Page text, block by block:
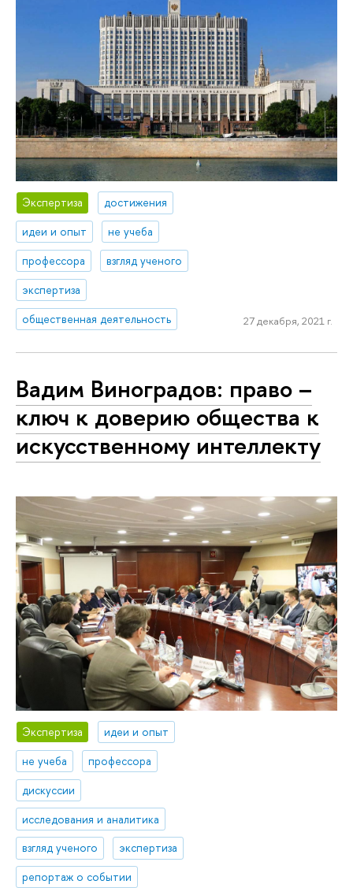
Экспертиза
достижения
идеи и опыт
не учеба
профессора
взгляд ученого
экспертиза
общественная деятельность
27 декабря, 2021 г.
Вадим Виноградов: право –
ключ к доверию общества к
искусственному интеллекту
Экспертиза
идеи и опыт
не учеба
профессора
дискуссии
исследования и аналитика
взгляд ученого
экспертиза
репортаж о событии